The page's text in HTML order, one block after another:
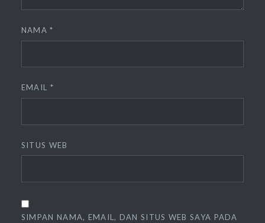
NAMA*
EMAIL *
SITUS WEB
SIMPAN NAMA, EMAIL, DAN SITUS WEB SAYA PADA